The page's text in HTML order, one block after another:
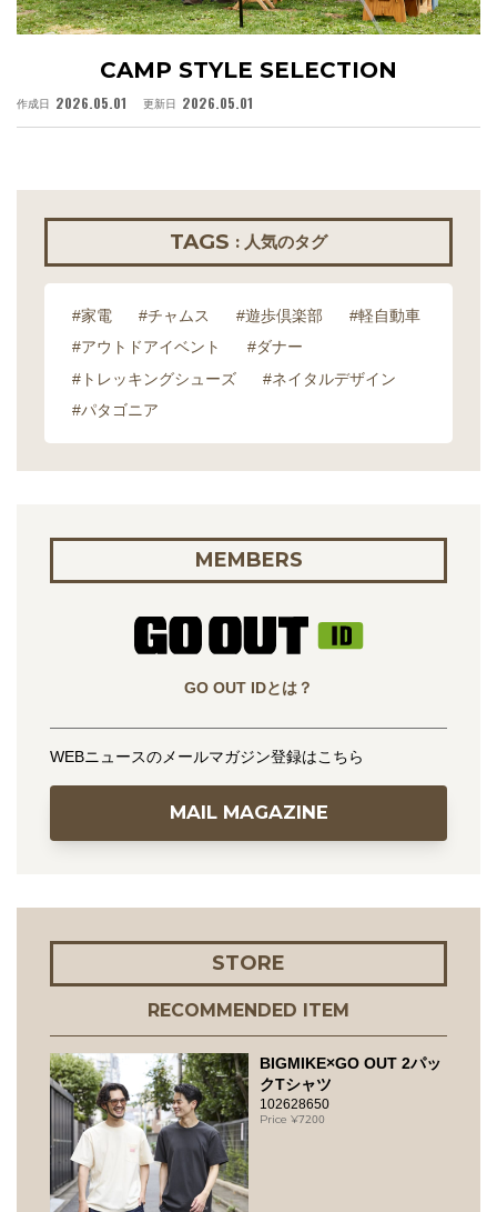
CAMP STYLE SELECTION
作成日 2026.05.01 更新日 2026.05.01
TAGS : 人気のタグ
#家電 #チャムス #遊歩倶楽部
#軽自動車
#アウトドアイベント
#ダナー
#トレッキングシューズ
#ネイタルデザイン
#パタゴニア
MEMBERS
GO OUT IDとは？
WEBニュースのメールマガジン登録はこちら
MAIL MAGAZINE
STORE
RECOMMENDED ITEM
BIGMIKE×GO OUT 2パッ
クTシャツ
102628650
7200